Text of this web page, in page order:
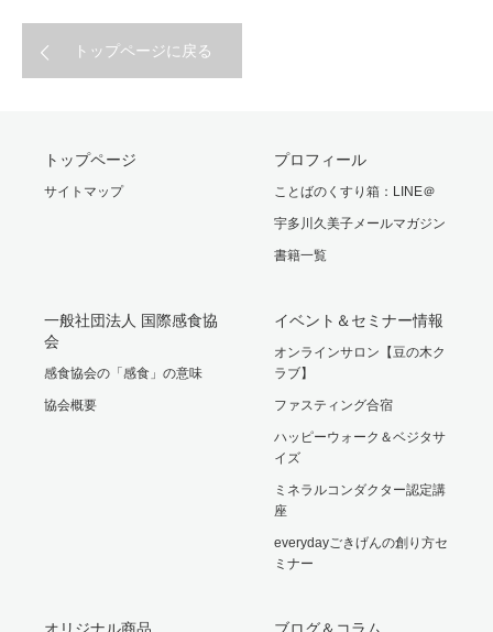
トップページに戻る
トップページ
サイトマップ
プロフィール
ことばのくすり箱：LINE＠
宇多川久美子メールマガジン
書籍一覧
一般社団法人 国際感食協
会
感食協会の「感食」の意味
協会概要
イベント＆セミナー情報
オンラインサロン【豆の木ク
ラブ】
ファスティング合宿
ハッピーウォーク＆ベジタサ
イズ
ミネラルコンダクター認定講
座
everydayごきげんの創り方セ
ミナー